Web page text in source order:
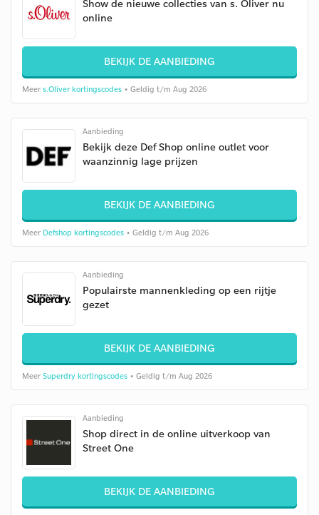
Show de nieuwe collecties van s. Oliver nu
online
BEKIJK DE AANBIEDING
Meer s.Oliver kortingscodes • Geldig t/m Aug 2026
Aanbieding
Bekijk deze Def Shop online outlet voor
waanzinnig lage prijzen
BEKIJK DE AANBIEDING
Meer Defshop kortingscodes • Geldig t/m Aug 2026
Aanbieding
Populairste mannenkleding op een rijtje
gezet
BEKIJK DE AANBIEDING
Meer Superdry kortingscodes • Geldig t/m Aug 2026
Aanbieding
Shop direct in de online uitverkoop van
Street One
BEKIJK DE AANBIEDING